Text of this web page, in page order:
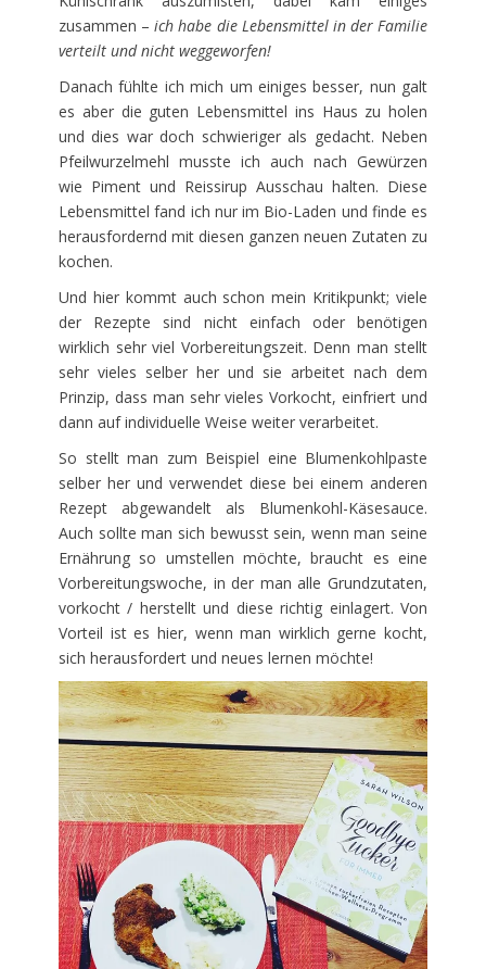
zusammen –ich habe die Lebensmittel in der Familie
verteilt und nicht weggeworfen!
Danach fühlte ich mich um einiges besser, nun galt
es aber die guten Lebensmittel ins Haus zu holen
und dies war doch schwieriger als gedacht. Neben
Pfeilwurzelmehl musste ich auch nach Gewürzen
wie Piment und Reissirup Ausschau halten. Diese
Lebensmittel fand ich nur im Bio-Laden und finde es
herausfordernd mit diesen ganzen neuen Zutaten zu
kochen.
Und hier kommt auch schon mein Kritikpunkt; viele
der Rezepte sind nicht einfach oder benötigen
wirklich sehr viel Vorbereitungszeit. Denn man stellt
sehr vieles selber her und sie arbeitet nach dem
Prinzip, dass man sehr vieles Vorkocht, einfriert und
dann auf individuelle Weise weiter verarbeitet.
So stellt man zum Beispiel eine Blumenkohlpaste
selber her und verwendet diese bei einem anderen
Rezept abgewandelt als Blumenkohl-Käsesauce.
Auch sollte man sich bewusst sein, wenn man seine
Ernährung so umstellen möchte, braucht es eine
Vorbereitungswoche, in der man alle Grundzutaten,
vorkocht / herstellt und diese richtig einlagert. Von
Vorteil ist es hier, wenn man wirklich gerne kocht,
sich herausfordert und neues lernen möchte!